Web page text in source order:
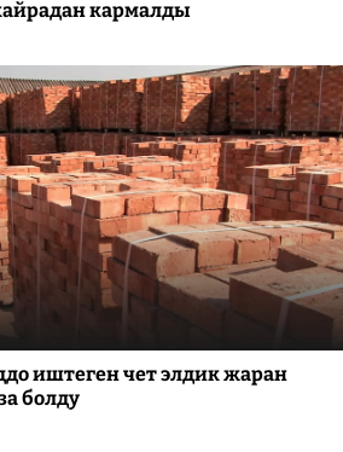
кармалды
иштеген чет элдик жаран
болду